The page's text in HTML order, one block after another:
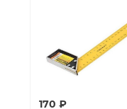
170 ₽